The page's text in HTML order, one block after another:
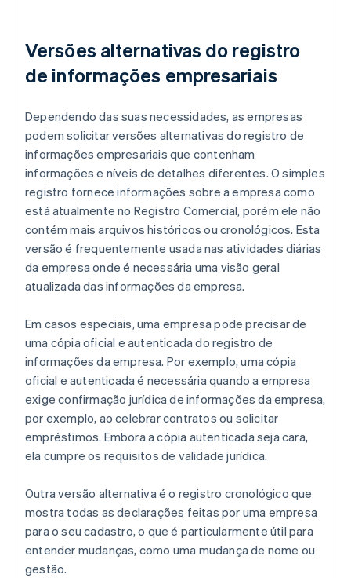
Versões alternativas do registro
de informações empresariais
Dependendo das suas necessidades, as empresas
podem solicitar versões alternativas do registro de
informações empresariais que contenham
informações e níveis de detalhes diferentes. O simples
registro fornece informações sobre a empresa como
está atualmente no Registro Comercial, porém ele não
contém mais arquivos históricos ou cronológicos. Esta
versão é frequentemente usada nas atividades diárias
da empresa onde é necessária uma visão geral
atualizada das informações da empresa.
Em casos especiais, uma empresa pode precisar de
uma cópia oficial e autenticada do registro de
informações da empresa. Por exemplo, uma cópia
oficial e autenticada é necessária quando a empresa
exige confirmação jurídica de informações da empresa,
por exemplo, ao celebrar contratos ou solicitar
empréstimos. Embora a cópia autenticada seja cara,
ela cumpre os requisitos de validade jurídica.
Outra versão alternativa é o registro cronológico que
mostra todas as declarações feitas por uma empresa
para o seu cadastro, o que é particularmente útil para
entender mudanças, como uma mudança de nome ou
gestão.